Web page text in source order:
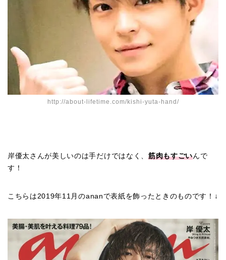
http://about-lifetime.com/kishi-yuta-hand/
岸優太さんが美しいのは手だけではなく、 筋肉もすごいんで
す！
こちらは2019年11月のananで表紙を飾ったときのものです！↓